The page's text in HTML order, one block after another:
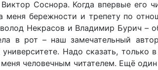
Виктор Соснора. Когда впервые его
меня бережности и трепету по
Некрасов и Владимир Бурич –
в рот – наш замечательный
Надо сказать,
человечным читателем. Ещё